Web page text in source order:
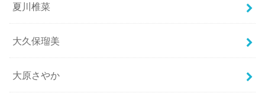
夏川椎菜
大久保瑠美
大原さやか